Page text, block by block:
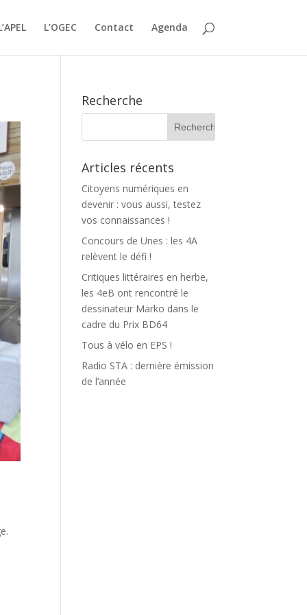
L’OGEC Contact Agenda
Recherche
Articles récents
Citoyens numériques en
devenir : vous aussi, testez
vos connaissances !
Concours de Unes : les 4A
relèvent le défi !
Critiques littéraires en herbe,
les 4eB ont rencontré le
dessinateur Marko dans le
cadre du Prix BD64
Tous à vélo en EPS !
Radio STA : dernière émission
de l’année